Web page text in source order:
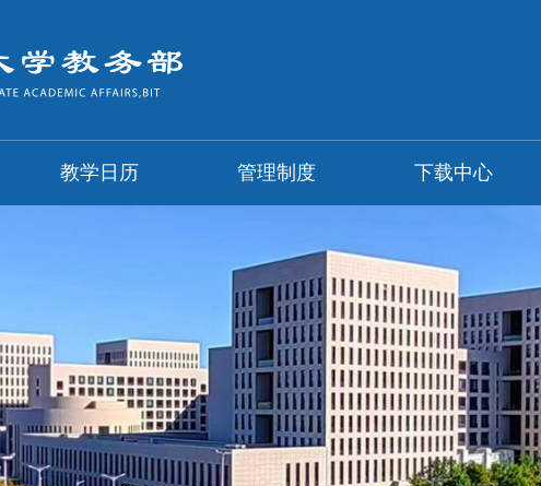
教学日历 管理制度 下载中心